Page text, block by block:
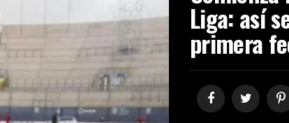
Liga: así
primera